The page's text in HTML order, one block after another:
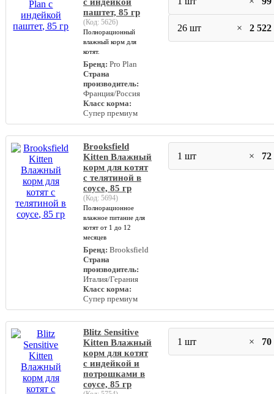
с индейкой
паштет, 85 гр
(Код: 5626)
Полнорационный
влажный корм для
котят.
Бренд: Pro Plan
Страна
производитель:
Франция/Россия
Класс корма:
Супер премиум
26 шт × 2
Brooksfield
Kitten Влажный
корм для котят
с телятиной в
соусе, 85 гр
(Код: 5694)
Полнорационное
влажное питание для
котят от 1 до 12
месяцев
Бренд: Brooksfield
Страна
производитель:
Италия/Герания
Класс корма:
Супер премиум
1 шт ×
Blitz Sensitive
Kitten Влажный
корм для котят
с индейкой и
потрошками в
соусе, 85 гр
1 шт ×